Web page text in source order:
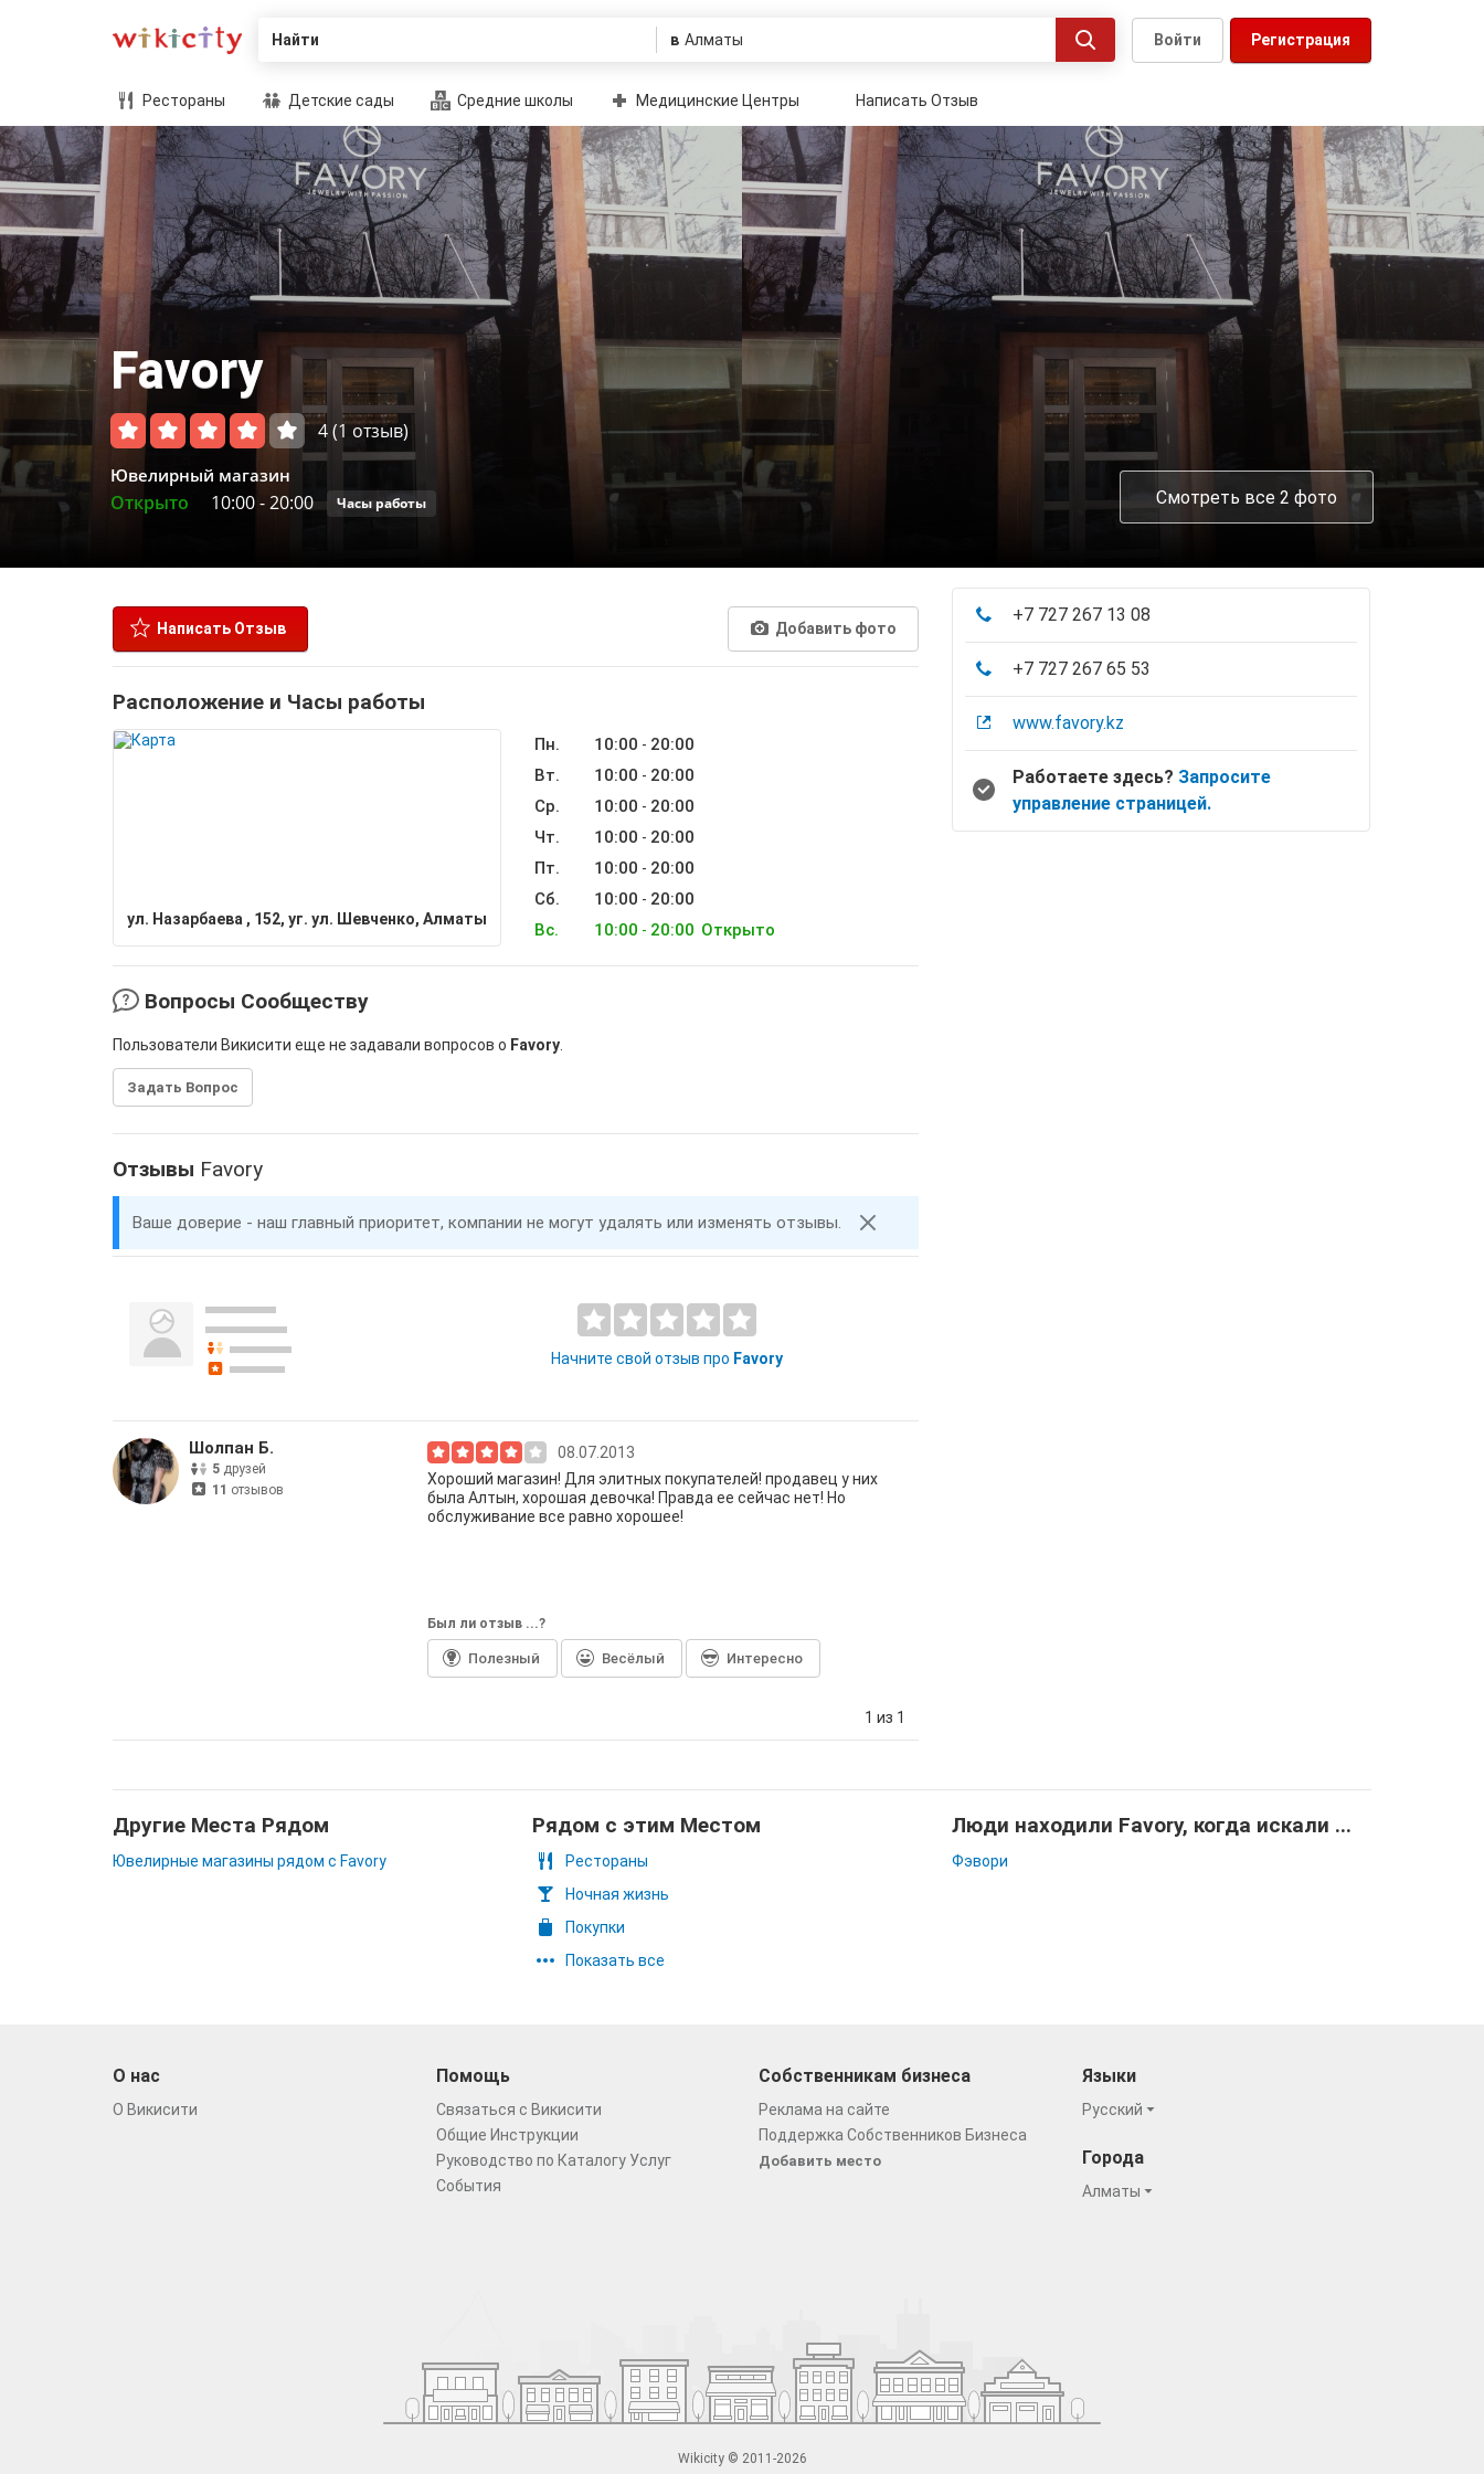
Найти в Регистрация
Войти
Рестораны Детские сады Средние школы Медицинские Центры Написать Отзыв
Favory
4(1 отзыв)
Ювелирный магазин
Открыто 10:00-20:00 Часы работы Смотреть все 2 фото
Написать Отзыв Добавить фото
Расположение и Часы работы
ул. Назарбаева , 152, уг. ул. Шевченко, Алматы
Пн. 10:00 - 20:00
Вт.
10:00 - 20:00
Ср.
10:00 - 20:00
Чт.
10:00 - 20:00
Пт.
10:00 - 20:00
Сб.
10:00 - 20:00
Вс.
10:00 - 20:00 Открыто
Вопросы Сообществу
Пользователи Викисити еще не задавали вопросов о Favory
Задать Вопрос
Отзывы Favory
Ваше доверие - наш главный приоритет, компании не могут удалять или изменять отзывы.
Начните свой отзыв про Favory
Шолпан Б.
5 друзей
11 отзывов
08.07.2013
Хороший магазин! Для элитных покупателей! продавец у них
была Алтын, хорошая девочка! Правда ее сейчас нет! Но
обслуживание все равно хорошее!
Был ли отзыв ...?
Полезный Весёлый Интересно
1 из 1
+7 727 267 13 08
+7 727 267 65 53
www.favory.kz
Работаете здесь? Запросите
управление страницей.
Другие Места Рядом
Ювелирные магазины рядом с Favory
Рядом с этим Местом
Рестораны
Ночная жизнь
Покупки
Показать все
Люди находили Favory, когда искали ...
Фэвори
О нас
О Викисити
Помощь
Связаться с Викисити
Общие Инструкции
Руководство по Каталогу Услуг
События
Собственникам бизнеса
Реклама на сайте
Поддержка Собственников Бизнеса
Добавить место
Языки
Русский
Города
Алматы
Wikicity © 2011-2026